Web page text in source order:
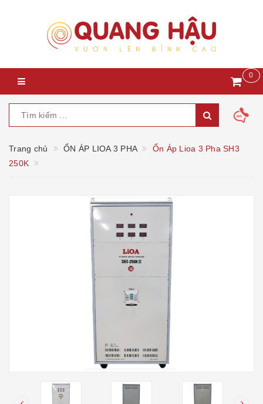
0
Trang chủ ỔN ÁP LIOA 3 PHA
Ổn Áp Lioa 3 Pha SH3
250K